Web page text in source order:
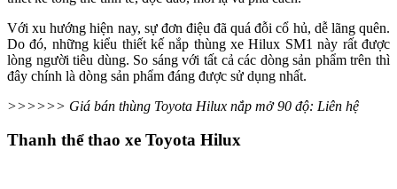
Với xu hướng hiện nay, sự đơn điệu đã quá đỗi cổ hủ, dễ lãng quên.
Do đó, những kiểu thiết kế nắp thùng xe Hilux SM1 này rất được
lòng người tiêu dùng. So sáng với tất cả các dòng sản phẩm trên thì
đây chính là dòng sản phẩm đáng được sử dụng nhất.
>>>>>> Giá bán thùng Toyota Hilux nắp mở 90 độ: Liên hệ
Thanh thể thao xe Toyota Hilux